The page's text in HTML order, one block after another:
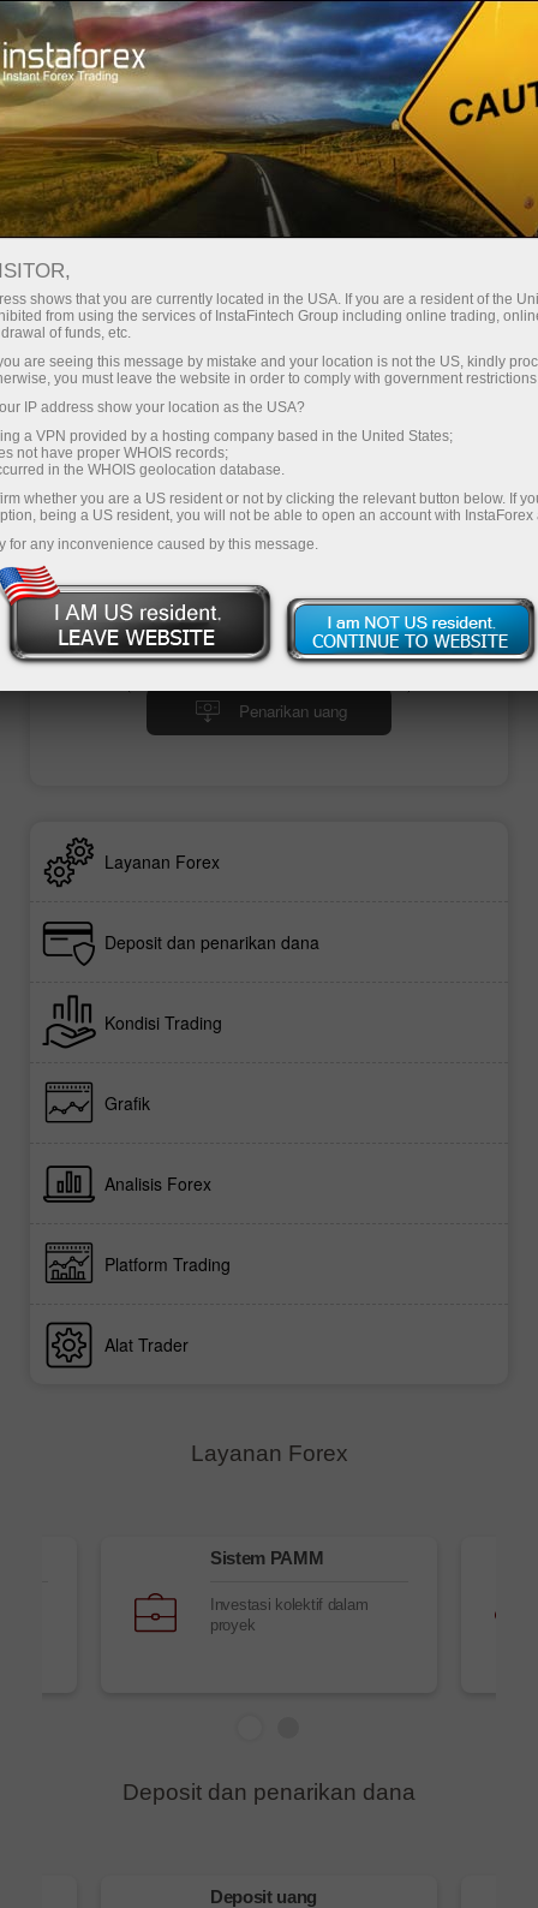
Untuk Traders
Untuk trader InstaForex
Bagian ini untuk siapapun yang beroperasi
dalam Forex. Di sini, Anda akan dapatkan
wawasan mengenai ketentuan trading dengan
InstaForex. Selain itu, Anda akan belajar cara
deposit ke akun Anda dan menarik uang. Anda
akan disediakan artikel analisis, grafik, ulasan
video pasar keuangan, berita terbaru, kontes,
promo, proyek olahraga Instaforex, dll.
Deposit uang
Penarikan uang
Layanan Forex
Deposit dan penarikan dana
Kondisi Trading
Grafik
Analisis Forex
Platform Trading
Alat Trader
Layanan Forex
Sistem PAMM
Investasi kolektif dalam
proyek
Deposit dan penarikan dana
Deposit uang
shows that you are currently located in the USA. If you are a resident of the
from using the services of InstaFintech Group including online trading,
of funds, etc.
are seeing this message by mistake and your location is not the US, kindly
you must leave the website in order to comply with government
IP address show your location as the USA?
a VPN provided by a hosting company based in the United States;
not have proper WHOIS records;
in the WHOIS geolocation database.
whether you are a US resident or not by clicking the relevant button below. If
being a US resident, you will not be able to open an account with InstaForex
for any inconvenience caused by this message.